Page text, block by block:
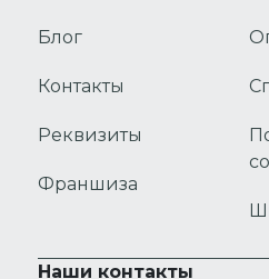
Блог
Контакты
Реквизиты
Франшиза
Наши контакты